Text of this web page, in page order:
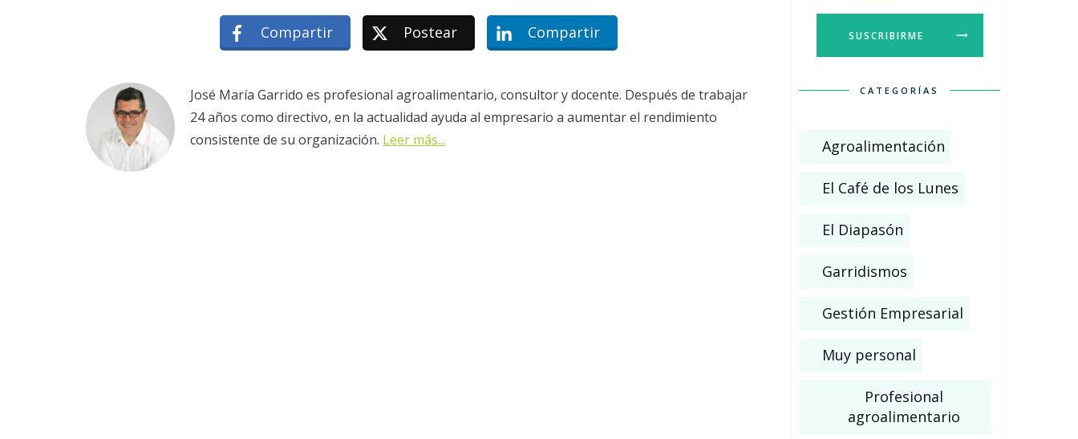
Compartir Postear Compartir
José María Garrido es profesional agroalimentario, consultor y docente. Después de trabajar
24 años como directivo, en la actualidad ayuda al empresario a aumentar el rendimiento
consistente de su organización. Leer más...
SUSCRIBIRME
CATEGORÍAS
Agroalimentación
El Café de los Lunes
El Diapasón
Garridismos
Gestión Empresarial
Muy personal
Profesional
agroalimentario